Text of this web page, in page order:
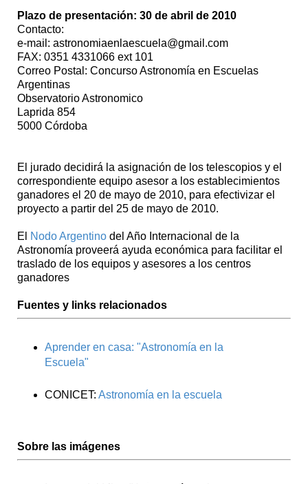
Plazo de presentación: 30 de abril de 2010
Contacto:
e-mail: astronomiaenlaescuela@gmail.com
FAX: 0351 4331066 ext 101
Correo Postal: Concurso Astronomía en Escuelas
Argentinas
Observatorio Astronomico
Laprida 854
5000 Córdoba
El jurado decidirá la asignación de los telescopios y el
correspondiente equipo asesor a los establecimientos
ganadores el 20 de mayo de 2010, para efectivizar el
proyecto a partir del 25 de mayo de 2010.
El Nodo Argentino del Año Internacional de la
Astronomía proveerá ayuda económica para facilitar el
traslado de los equipos y asesores a los centros
ganadores
Fuentes y links relacionados
Aprender en casa: "Astronomía en la
Escuela"
CONICET: Astronomía en la escuela
Sobre las imágenes